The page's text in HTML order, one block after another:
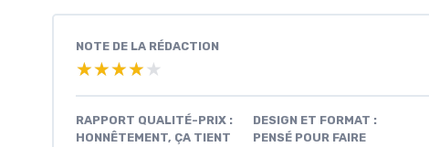
NOTE DE LA RÉDACTION
★★★★★
★★★★★
RAPPORT QUALITÉ-PRIX :
HONNÊTEMENT, ÇA TIENT
DESIGN ET FORMAT :
PENSÉ POUR FAIRE